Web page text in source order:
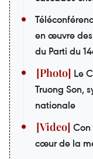
en œuvre
du Parti du
Le
Truong Son,
nationale
Con
cœur de la